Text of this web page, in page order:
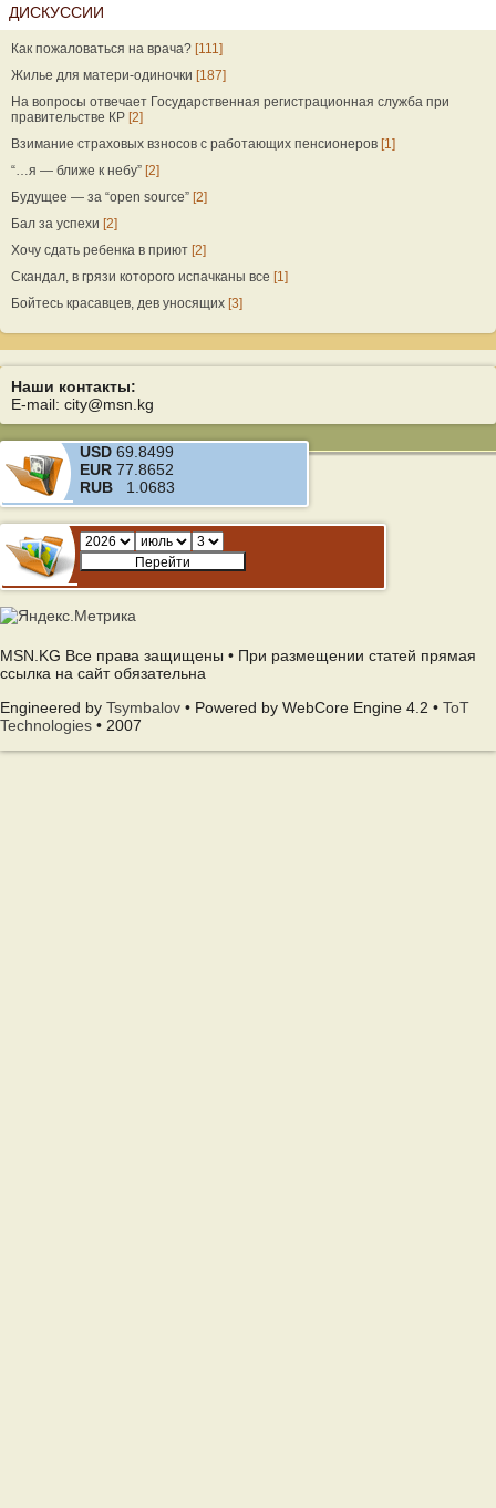
ДИСКУССИИ
Как пожаловаться на врача? [111]
Жилье для матери-одиночки [187]
На вопросы отвечает Государственная регистрационная служба при
правительстве КР [2]
Взимание страховых взносов с работающих пенсионеров [1]
“…я — ближе к небу” [2]
Будущее — за “open source” [2]
Бал за успехи [2]
Хочу сдать ребенка в приют [2]
Скандал, в грязи которого испачканы все [1]
Бойтесь красавцев, дев уносящих [3]
Наши контакты:
E-mail: city@msn.kg
USD 69.8499
EUR 77.8652
RUB 1.0683
MSN.KG Все права защищены • При размещении статей прямая
ссылка на сайт обязательна
Engineered by Tsymbalov • Powered by WebCore Engine 4.2 • ToT
Technologies • 2007